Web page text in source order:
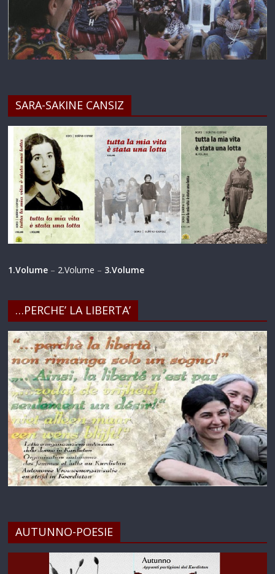
SARA-SAKINE CANSIZ
1.Volume – 2.Volume – 3.Volume
…PERCHE’ LA LIBERTA’
AUTUNNO-POESIE